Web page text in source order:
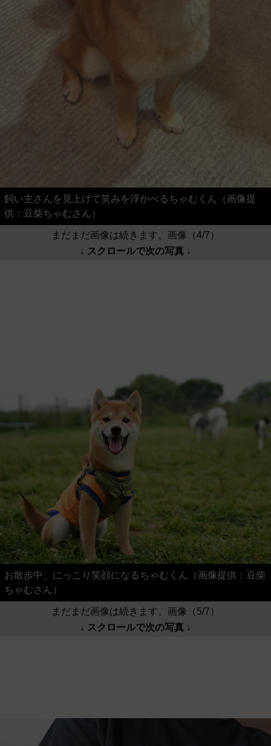
飼い主さんを見上げて笑みを浮かべるちゃむくん（画像提
供：豆柴ちゃむさん）
まだまだ画像は続きます。画像（4/7）
↓ スクロールで次の写真 ↓
お散歩中、にっこり笑顔になるちゃむくん（画像提供：豆柴
ちゃむさん）
まだまだ画像は続きます。画像（5/7）
↓ スクロールで次の写真 ↓